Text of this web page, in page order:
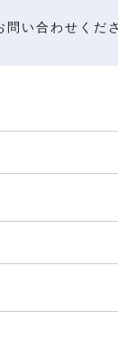
問い合わせくだ